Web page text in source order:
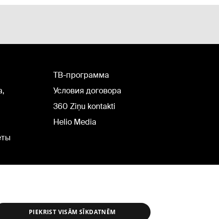
TВ-программа
Условия договора
360 Ziņu kontakti
Helio Media
PIEKRIST VISĀM SĪKDATNĒM